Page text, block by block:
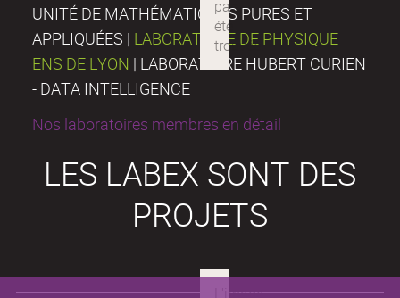
UNITÉ DE MATHÉMATIQUES PURES ET
APPLIQUÉES | LABORATOIRE DE PHYSIQUE
ENS DE LYON | LABORATOIRE HUBERT CURIEN
- DATA INTELLIGENCE
Nos laboratoires membres en détail
LES LABEX SONT DES
PROJETS